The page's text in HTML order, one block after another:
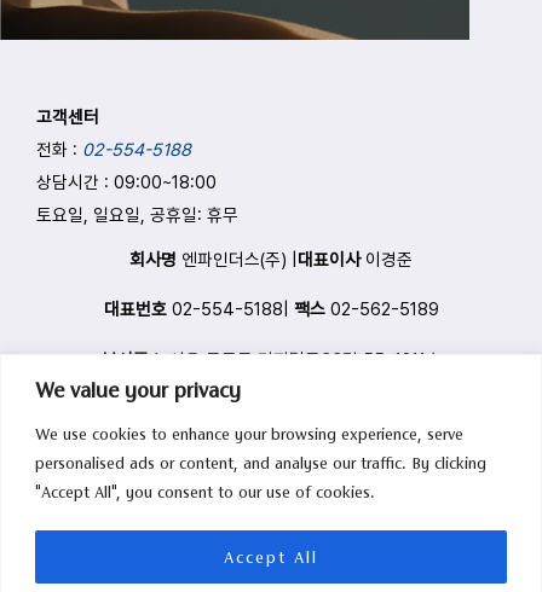
We value your privacy
We use cookies to enhance your browsing experience, serve
personalised ads or content, and analyse our traffic. By clicking
"Accept All", you consent to our use of cookies.
Accept All
고객센터
전화 : 02-554-5188
상담시간 : 09:00~18:00
토요일, 일요일, 공휴일: 휴무
회사명 엔파인더스(주) | 대표이사이경준
대표번호02-554-5188| 팩스02-562-5189
본사주소서울 구로구 디지털로33길 55, 1211호
사업자등록번호220-88-44051 사업자정보확인